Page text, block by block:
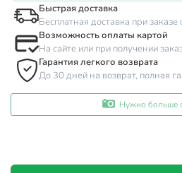
Быстрая доставка
Бесплатная доставка при
Возможность оплаты картой
На сайте или при получении
Гарантия легкого возврата
До 30 дней на возврат, полная
Нужно больше